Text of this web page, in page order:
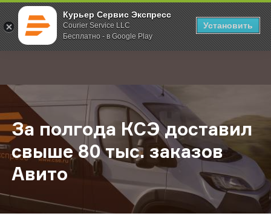
Курьер Сервис Экспресс
Courier Service LLC
Бесплатно - в Google Play
Установить
; Главная О компании Новости За полгода КСЭ доставил свыше
За полгода КСЭ доставил
свыше 80 тыс. заказов
Авито